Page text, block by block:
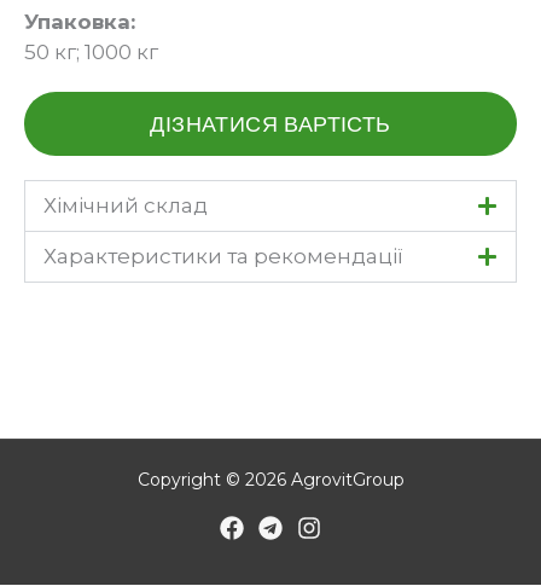
Упаковка:
50 кг; 1000 кг
ДІЗНАТИСЯ ВАРТІСТЬ
Хімічний склад
Характеристики та рекомендації
Copyright © 2026 AgrovitGroup